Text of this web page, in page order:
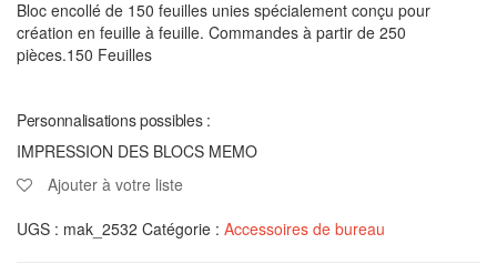
Bloc encollé de 150 feuilles unies spécialement conçu pour
création en feuille à feuille. Commandes à partir de 250
pièces.150 Feuilles
Personnalisations possibles :
IMPRESSION DES BLOCS MEMO
Ajouter à votre liste
UGS : mak_2532 Catégorie : Accessoires de bureau